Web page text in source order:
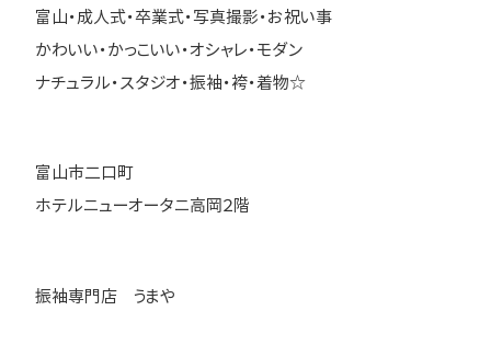
富山・成人式・卒業式・写真撮影・お祝い事
かわいい・かっこいい・オシャレ・モダン
ナチュラル・スタジオ・振袖・袴・着物☆
富山市二口町
ホテルニューオータニ高岡２階
振袖専門店 うまや